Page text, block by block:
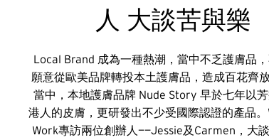
人 大談苦與樂
Local Brand 成為一種熱潮，當中不乏護膚品
願意從歐美品牌轉投本土護膚品，造成百花齊放
當中，本地護膚品牌 Nude Story 早於七年以
港人的皮膚，更研發出不少受國際認證的產品
Work專訪兩位創辦人——Jessie及Carmen，大